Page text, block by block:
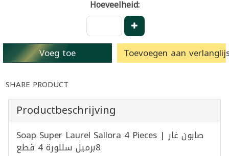
Hoeveelheid:
Voeg toe Toevoegen aan
SHARE PRODUCT
Productbeschrijving
Soap Super Laurel Sallora 4 Pieces | صابون غار
8برميل سللورة 4 قطع